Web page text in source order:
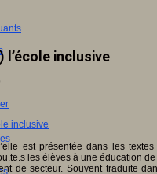
l’école inclusive
est présentée dans les
les élèves à une éducation
de secteur. Souvent traduite